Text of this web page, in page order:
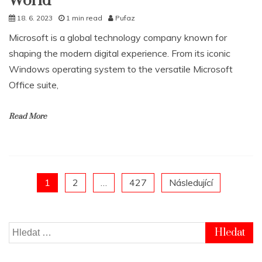
18. 6. 2023 1 min read Pufaz
Microsoft is a global technology company known for
shaping the modern digital experience. From its iconic
Windows operating system to the versatile Microsoft
Office suite,
Read More
Posts
pagination
1 2 427 Následující
Vyhledávání